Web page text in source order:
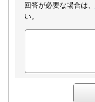
回答が必要な場合は、
い。